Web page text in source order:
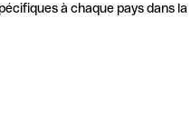
à chaque pays dans la